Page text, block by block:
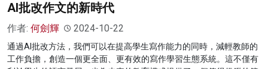
AI批改作文的新時代
作者: 何劍輝 2024-10-22
通過AI批改方法，我們可以在提高學生寫作能力的同時，減輕教師的
工作負擔，創造一個更全面、更有效的寫作學習生態系統。這不僅有